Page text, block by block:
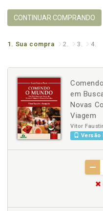
CONTINUAR COMPRANDO
1. Sua compra 2. 3. 4.
em
Novas
Viagem
Vitor
Versão